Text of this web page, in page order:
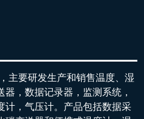
主要研发生产和销售温度、湿
，数据记录器，监测系统，
计，气压计。产品包括数据采